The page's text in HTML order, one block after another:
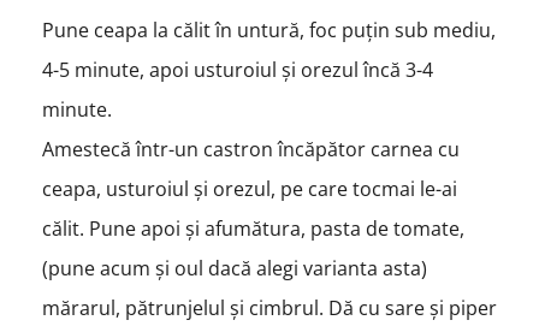
Pune ceapa la călit în untură, foc puțin sub mediu,
4-5 minute, apoi usturoiul și orezul încă 3-4
minute.
Amestecă într-un castron încăpător carnea cu
ceapa, usturoiul și orezul, pe care tocmai le-ai
călit. Pune apoi și afumătura, pasta de tomate,
(pune acum și oul dacă alegi varianta asta)
mărarul, pătrunjelul și cimbrul. Dă cu sare și piper